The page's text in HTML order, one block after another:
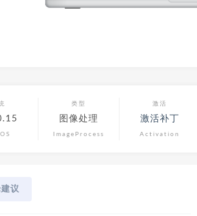
类型
图像处理
ImageProcess
激活
激活补丁
Activation
议